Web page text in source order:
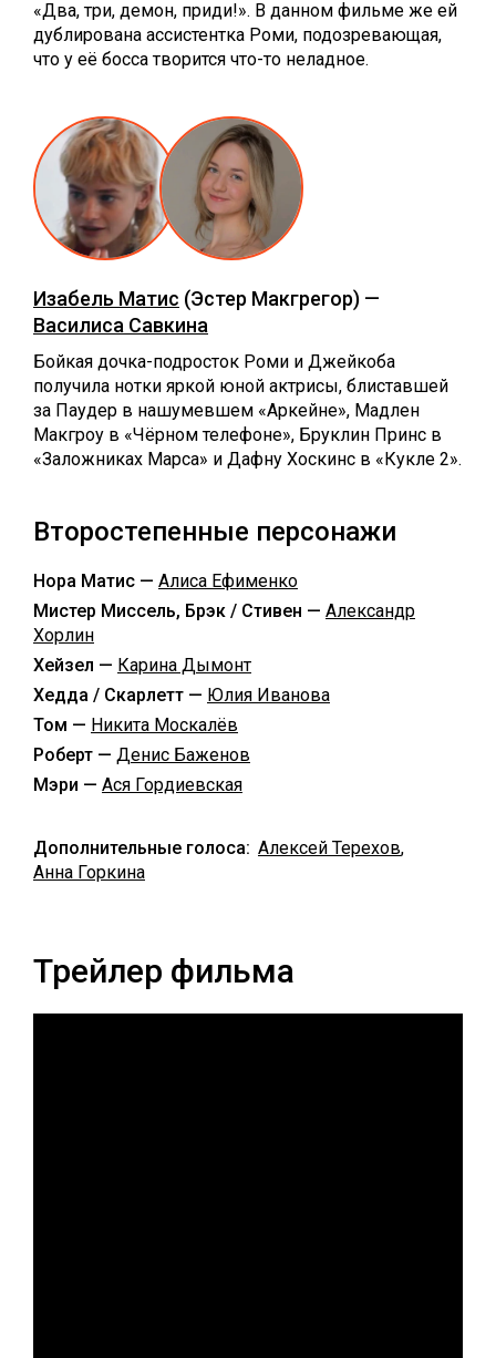
«Два, три, демон, приди!». В данном фильме же ей
дублирована ассистентка Роми, подозревающая,
что у её босса творится что-то неладное.
Изабель Матис (Эстер Макгрегор) —
Василиса Савкина
Бойкая дочка-подросток Роми и Джейкоба
получила нотки яркой юной актрисы, блиставшей
за Паудер в нашумевшем «Аркейне», Мадлен
Макгроу в «Чёрном телефоне», Бруклин Принс в
«Заложниках Марса» и Дафну Хоскинс в «Кукле 2».
Второстепенные персонажи
Нора Матис — Алиса Ефименко
Мистер Миссель, Брэк / Стивен — Александр
Хорлин
Хейзел — Карина Дымонт
Хедда / Скарлетт — Юлия Иванова
Том — Никита Москалёв
Роберт — Денис Баженов
Мэри — Ася Гордиевская
Дополнительные голоса: Алексей Терехов,
Анна Горкина
Трейлер фильма